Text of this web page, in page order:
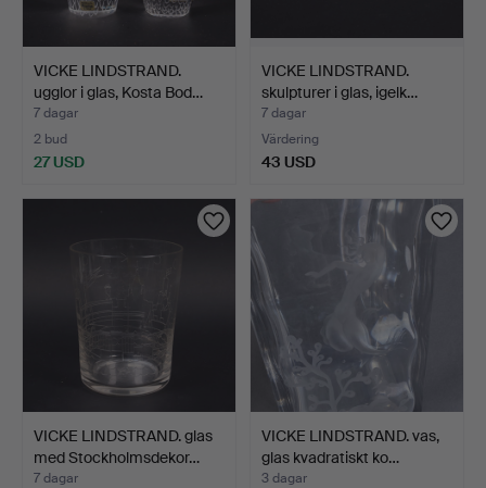
VICKE LINDSTRAND.
ugglor i glas, Kosta Bod…
7 dagar
2 bud
27 USD
VICKE LINDSTRAND.
skulpturer i glas, igelk…
7 dagar
Värdering
43 USD
VICKE LINDSTRAND. glas
med Stockholmsdekor…
7 dagar
VICKE LINDSTRAND. vas,
glas kvadratiskt ko…
3 dagar